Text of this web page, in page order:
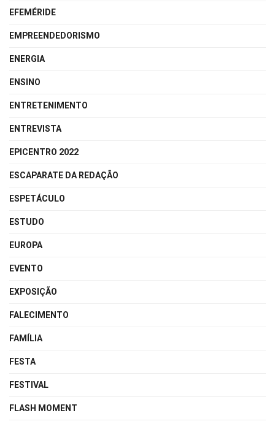
EFEMÉRIDE
EMPREENDEDORISMO
ENERGIA
ENSINO
ENTRETENIMENTO
ENTREVISTA
EPICENTRO 2022
ESCAPARATE DA REDAÇÃO
ESPETÁCULO
ESTUDO
EUROPA
EVENTO
EXPOSIÇÃO
FALECIMENTO
FAMÍLIA
FESTA
FESTIVAL
FLASH MOMENT